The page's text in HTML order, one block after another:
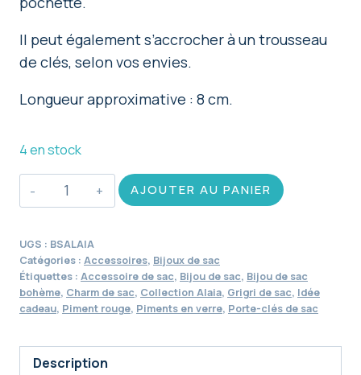
Il peut également s’accrocher à un trousseau
de clés, selon vos envies.
Longueur approximative : 8 cm.
4 en stock
quantité
de
de
sac
Alaia
-
5
piments
AJOUTER AU PANIER
UGS : BSALAIA
Catégories : Accessoires, Bijoux de sac
Étiquettes : Accessoire de sac, Bijou de sac, Bijou de sac
bohème, Charm de sac, Collection Alaia, Grigri de sac, Idée
cadeau, Piment rouge, Piments en verre, Porte-clés de sac
Description